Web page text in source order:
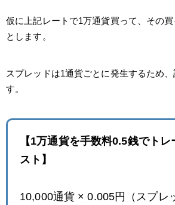
仮に上記レートで1万通貨買って、その
とします。
スプレッドは1通貨ごとに発生するため
す。
【1万通貨を手数料0.5銭でト
スト】
10,000通貨 × 0.005円（スプレ